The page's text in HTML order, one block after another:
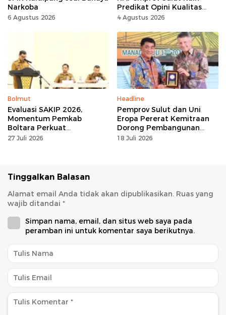
Narkoba
6 Agustus 2026
Predikat Opini Kualitas
Tinggi Tanpa
4 Agustus 2026
Bolmut
Evaluasi SAKIP 2026,
Momentum Pemkab
Boltara Perkuat
Akuntabilitas dan Kinerja
27 Juli 2026
Headline
Pemprov Sulut dan Uni
Eropa Pererat Kemitraan
Dorong Pembangunan
Berkelanjutan
18 Juli 2026
Tinggalkan Balasan
Alamat email Anda tidak akan dipublikasikan. Ruas yang
wajib ditandai *
Simpan nama, email, dan situs web saya pada
peramban ini untuk komentar saya berikutnya.